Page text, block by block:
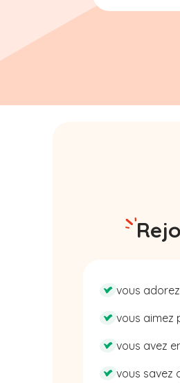
vous
vous aimez
vous avez
vous savez